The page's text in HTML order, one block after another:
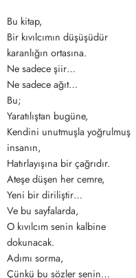
Bu kitap,
Bir kıvılcımın düşüşüdür
karanlığın ortasına.
Ne sadece şiir…
Ne sadece ağıt…
Bu;
Yaratılıştan bugüne,
Kendini unutmuşla yoğrulmuş
insanın,
Hatırlayışına bir çağrıdır.
Ateşe düşen her cemre,
Yeni bir diriliştir…
Ve bu sayfalarda,
O kıvılcım senin kalbine
dokunacak.
Adımı sorma,
Çünkü bu sözler senin…